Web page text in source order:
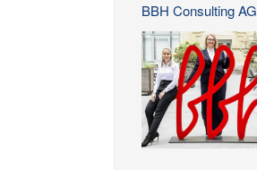
BBH Consulting AG